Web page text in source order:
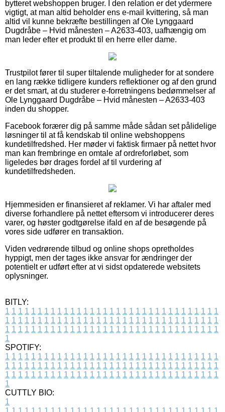
bytteret webshoppen bruger. I den relation er det ydermere
vigtigt, at man altid beholder ens e-mail kvittering, så man
altid vil kunne bekræfte bestillingen af Ole Lynggaard
Dugdråbe – Hvid månesten – A2633-403, uafhængig om
man leder efter et produkt til en herre eller dame.
Trustpilot fører til super tiltalende muligheder for at sondere
en lang række tidligere kunders reflektioner og af den grund
er det smart, at du studerer e-forretningens bedømmelser af
Ole Lynggaard Dugdråbe – Hvid månesten – A2633-403
inden du shopper.
Facebook forærer dig på samme måde sådan set pålidelige
løsninger til at få kendskab til online webshoppens
kundetilfredshed. Her møder vi faktisk firmaer på nettet hvor
man kan frembringe en omtale af ordreforløbet, som
ligeledes bør drages fordel af til vurdering af
kundetilfredsheden.
Hjemmesiden er finansieret af reklamer. Vi har aftaler med
diverse forhandlere på nettet eftersom vi introducerer deres
varer, og høster godtgørelse ifald en af de besøgende på
vores side udfører en transaktion.
Viden vedrørende tilbud og online shops opretholdes
hyppigt, men der tages ikke ansvar for ændringer der
potentielt er udført efter at vi sidst opdaterede websitets
oplysninger.
BITLY:
1 1 1 1 1 1 1 1 1 1 1 1 1 1 1 1 1 1 1 1 1 1 1 1 1 1 1 1 1 1 1 1 1
1 1 1 1 1 1 1 1 1 1 1 1 1 1 1 1 1 1 1 1 1 1 1 1 1 1 1 1 1 1 1 1 1
1 1 1 1 1 1 1 1 1 1 1 1 1 1 1 1 1 1 1 1 1 1 1 1 1 1 1 1 1 1 1 1 1
1
SPOTIFY:
1 1 1 1 1 1 1 1 1 1 1 1 1 1 1 1 1 1 1 1 1 1 1 1 1 1 1 1 1 1 1 1 1
1 1 1 1 1 1 1 1 1 1 1 1 1 1 1 1 1 1 1 1 1 1 1 1 1 1 1 1 1 1 1 1 1
1 1 1 1 1 1 1 1 1 1 1 1 1 1 1 1 1 1 1 1 1 1 1 1 1 1 1 1 1 1 1 1 1
1
CUTTLY BIO:
1